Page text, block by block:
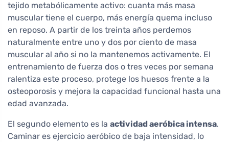
tejido metabólicamente activo: cuanta más masa
muscular tiene el cuerpo, más energía quema incluso
en reposo. A partir de los treinta años perdemos
naturalmente entre uno y dos por ciento de masa
muscular al año si no la mantenemos activamente. El
entrenamiento de fuerza dos o tres veces por semana
ralentiza este proceso, protege los huesos frente a la
osteoporosis y mejora la capacidad funcional hasta una
edad avanzada.
El segundo elemento es la actividad aeróbica intensa.
Caminar es ejercicio aeróbico de baja intensidad, lo